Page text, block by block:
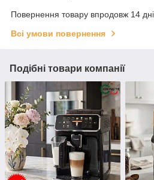
Повернення товару впродовж 14
Всі умови повернення
Подібні товари компанії